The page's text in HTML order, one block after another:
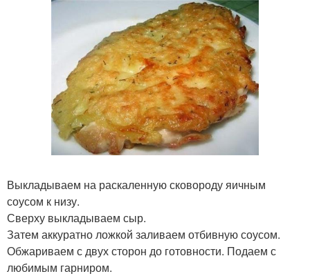
Выкладываем на раскаленную сковороду яичным
соусом к низу.
Сверху выкладываем сыр.
Затем аккуратно ложкой заливаем отбивную соусом.
Обжариваем с двух сторон до готовности. Подаем с
любимым гарниром.